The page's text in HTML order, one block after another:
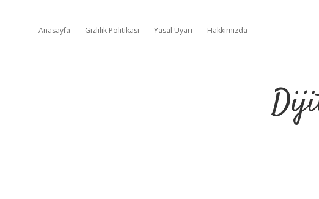
Anasayfa Gizlilik Politikası Yasal Uyarı Hakkımızda